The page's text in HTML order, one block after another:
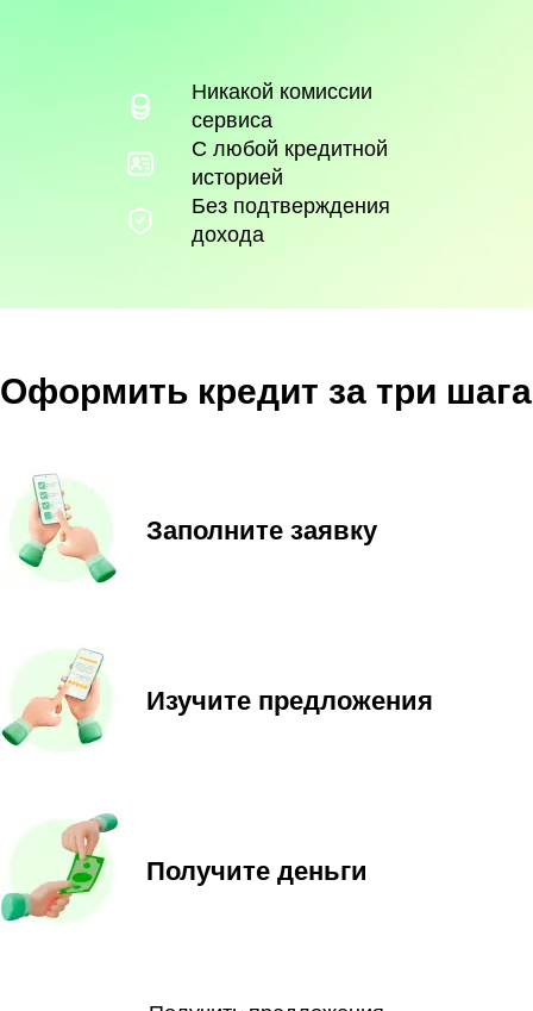
Никакой комиссии
сервиса
С любой кредитной
историей
Без подтверждения
дохода
Оформить кредит за три шага
Заполните заявку
Изучите предложения
Получите деньги